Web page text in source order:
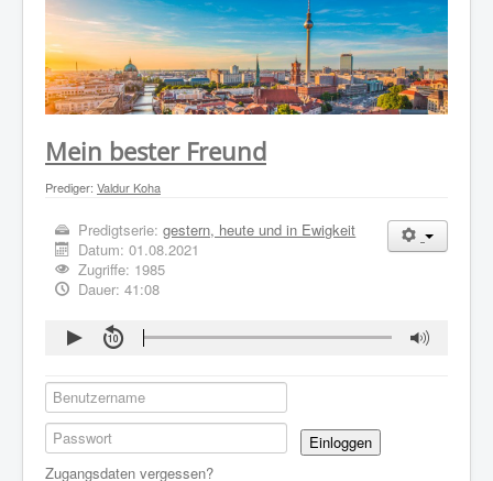
WER WIR SIND
GOTTESDIENST
PREDIGTEN
KONTAKT
Mein bester Freund
Prediger: Valdur Koha
Predigtserie:gestern, heute und in Ewigkeit
Datum:01.08.2021
Zugriffe: 1985
Dauer: 41:08
Einloggen
Zugangsdaten vergessen?